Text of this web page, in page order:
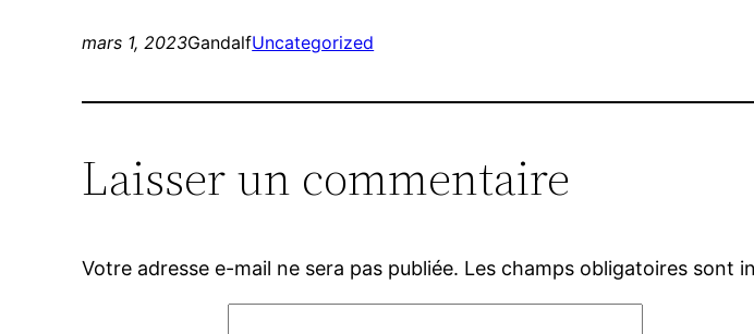
mars 1, 2023GandalfUncategorized
Laisser un commentaire
Votre adresse e-mail ne sera pas publiée. Les champs obligatoires sont